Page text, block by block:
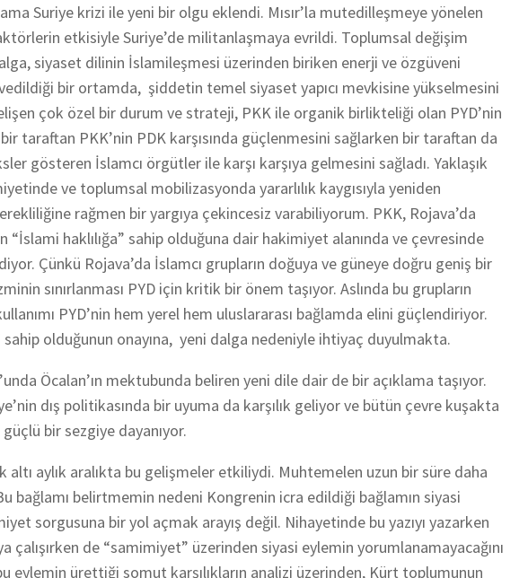
Suriye krizi ile yeni bir olgu eklendi. Mısır’la mutedilleşmeye yönelen
etkisiyle Suriye’de militanlaşmaya evrildi. Toplumsal değişim
siyaset dilinin İslamileşmesi üzerinden biriken enerji ve özgüveni
bir ortamda, şiddetin temel siyaset yapıcı mevkisine yükselmesini
çok özel bir durum ve strateji, PKK ile organik birlikteliği olan PYD’nin
taraftan PKK’nin PDK karşısında güçlenmesini sağlarken bir taraftan da
gösteren İslamcı örgütler ile karşı karşıya gelmesini sağladı. Yaklaşık
ve toplumsal mobilizasyonda yararlılık kaygısıyla yeniden
rağmen bir yargıya çekincesiz varabiliyorum. PKK, Rojava’da
“İslami haklılığa” sahip olduğuna dair hakimiyet alanında ve çevresinde
Çünkü Rojava’da İslamcı grupların doğuya ve güneye doğru geniş bir
sınırlanması PYD için kritik bir önem taşıyor. Aslında bu grupların
PYD’nin hem yerel hem uluslararası bağlamda elini güçlendiriyor.
olduğunun onayına, yeni dalga nedeniyle ihtiyaç duyulmakta.
Öcalan’ın mektubunda beliren yeni dile dair de bir açıklama taşıyor.
dış politikasında bir uyuma da karşılık geliyor ve bütün çevre kuşakta
bir sezgiye dayanıyor.
aylık aralıkta bu gelişmeler etkiliydi. Muhtemelen uzun bir süre daha
bağlamı belirtmemin nedeni Kongrenin icra edildiği bağlamın siyasi
sorgusuna bir yol açmak arayış değil. Nihayetinde bu yazıyı yazarken
çalışırken de “samimiyet” üzerinden siyasi eylemin yorumlanamayacağını
eylemin ürettiği somut karşılıkların analizi üzerinden, Kürt toplumunun